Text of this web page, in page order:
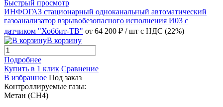
Быстрый просмотр
ИНФОГАЗ стационарный одноканальный автоматический
газоанализатор взрывобезопасного исполнения И03 с
датчиком "Хоббит-ТВ" от 64 200 ₽ / шт с НДС (22%)
В корзину
Подробнее
Купить в 1 клик Сравнение
В избранное Под заказ
Контроллируемые газы:
Метан (CH4)